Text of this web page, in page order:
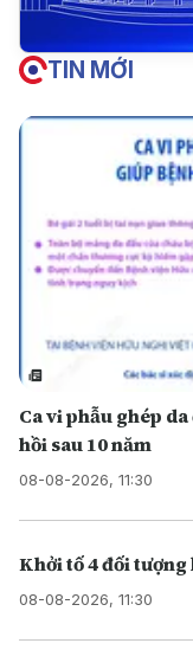
TIN MỚI
Ca vi phẫu ghép
hồi sau 10 năm
08-08-2026, 11:30
Khởi tố 4 đối
08-08-2026, 11:30